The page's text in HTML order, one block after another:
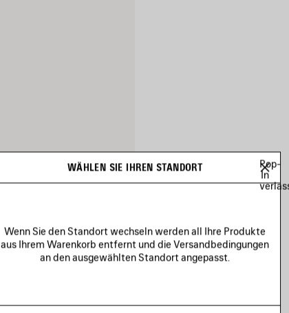
WÄHLEN SIE IHREN STANDORT
Pop-
In
Wenn Sie den Standort wechseln werden all Ihre Produkte
aus Ihrem Warenkorb entfernt und die Versandbedingungen
an den ausgewählten Standort angepasst.